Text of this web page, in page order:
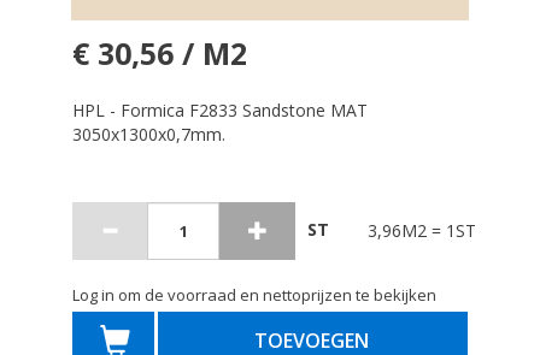
€ 30,56 / M2
HPL - Formica F2833 Sandstone MAT
3050x1300x0,7mm.
ST 3,96M2 = 1ST
Log in om de voorraad en nettoprijzen te bekijken
TOEVOEGEN